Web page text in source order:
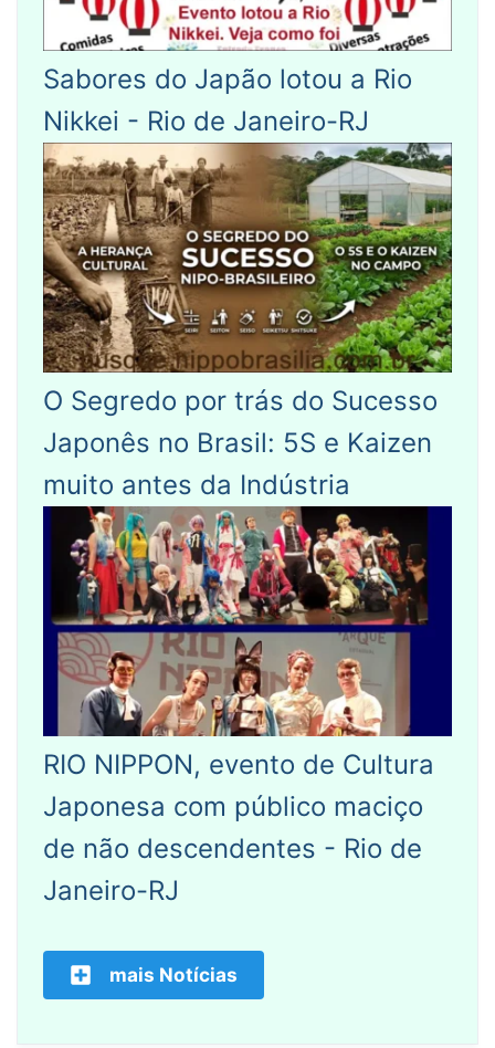
Sabores do Japão lotou a Rio
Nikkei - Rio de Janeiro-RJ
O Segredo por trás do Sucesso
Japonês no Brasil: 5S e Kaizen
muito antes da Indústria
RIO NIPPON, evento de Cultura
Japonesa com público maciço
de não descendentes - Rio de
Janeiro-RJ
mais Notícias